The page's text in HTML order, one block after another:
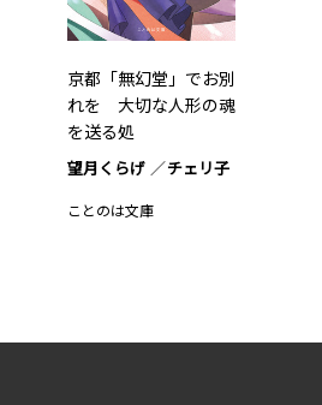
京都「無幻堂」でお別
れを 大切な人形の魂
を送る処
望月くらげ チェリ子
ことのは文庫